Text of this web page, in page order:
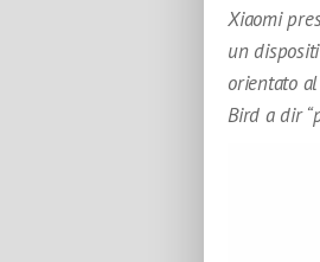
Xiaomi
un
orientato
Bird a dir